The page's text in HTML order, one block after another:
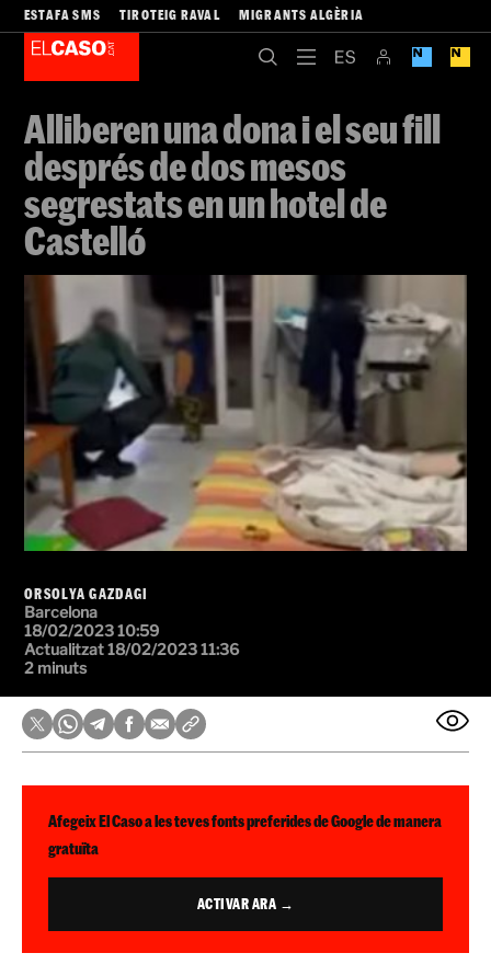
ESTAFA SMS TIROTEIG RAVAL MIGRANTS ALGÈRIA
Alliberen una dona i el seu fill
després de dos mesos
segrestats en un hotel de
Castelló
ORSOLYA GAZDAGI
Barcelona
18/02/2023 10:59
Actualitzat 18/02/2023 11:36
2 minuts
Afegeix El Caso a les teves fonts preferides de Google de manera
gratuïta
ACTIVAR ARA →